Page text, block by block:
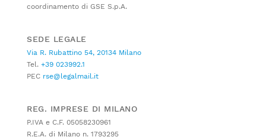
coordinamento di GSE S.p.A.
SEDE LEGALE
Via R. Rubattino 54, 20134 Milano
Tel. +39 023992.1
PEC rse@legalmail.it
REG. IMPRESE DI MILANO
P.IVA e C.F. 05058230961
R.E.A. di Milano n. 1793295